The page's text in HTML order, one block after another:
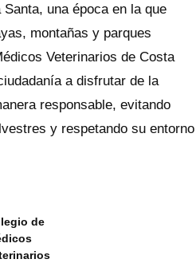
una época en la que
montañas y parques
Veterinarios de Costa
a disfrutar de la
responsable, evitando
y respetando su entorno
de